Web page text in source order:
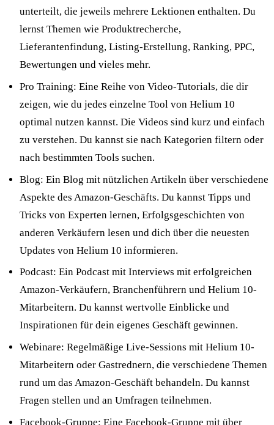
unterteilt, die jeweils mehrere Lektionen enthalten. Du
lernst Themen wie Produktrecherche,
Lieferantenfindung, Listing-Erstellung, Ranking, PPC,
Bewertungen und vieles mehr.
Pro Training: Eine Reihe von Video-Tutorials, die dir
zeigen, wie du jedes einzelne Tool von Helium 10
optimal nutzen kannst. Die Videos sind kurz und einfach
zu verstehen. Du kannst sie nach Kategorien filtern oder
nach bestimmten Tools suchen.
Blog: Ein Blog mit nützlichen Artikeln über verschiedene
Aspekte des Amazon-Geschäfts. Du kannst Tipps und
Tricks von Experten lernen, Erfolgsgeschichten von
anderen Verkäufern lesen und dich über die neuesten
Updates von Helium 10 informieren.
Podcast: Ein Podcast mit Interviews mit erfolgreichen
Amazon-Verkäufern, Branchenführern und Helium 10-
Mitarbeitern. Du kannst wertvolle Einblicke und
Inspirationen für dein eigenes Geschäft gewinnen.
Webinare: Regelmäßige Live-Sessions mit Helium 10-
Mitarbeitern oder Gastrednern, die verschiedene Themen
rund um das Amazon-Geschäft behandeln. Du kannst
Fragen stellen und an Umfragen teilnehmen.
Facebook-Gruppe: Eine Facebook-Gruppe mit über